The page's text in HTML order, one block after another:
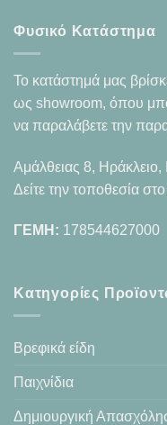
Φυσικό Κατάστημα
Το κατάστημά μας
ως showroom, όπου
να παραλάβετε την
Αμάλθειας 8,
Δείτε την τοποθεσία
ΓΕΜΗ: 178544627000
Κατηγορίες
Βρεφικά είδη
Παιχνίδια
Δημιουργική